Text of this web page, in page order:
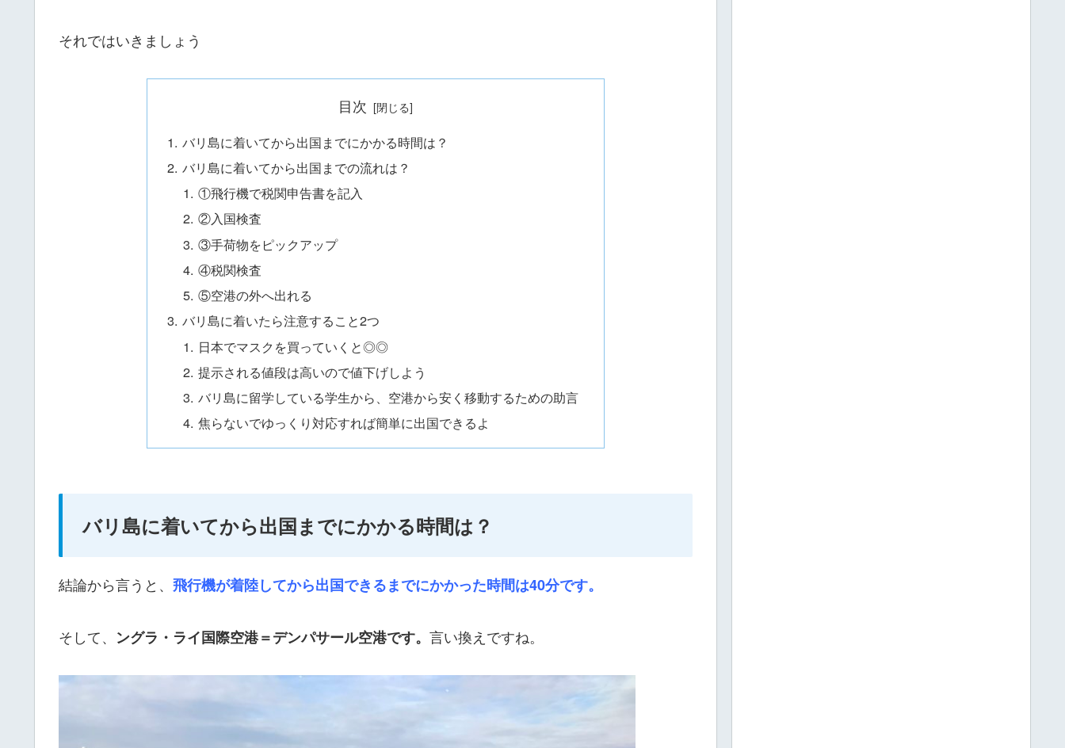
それではいきましょう
目次
バリ島に着いてから出国までにかかる時間は？
バリ島に着いてから出国までの流れは？
①飛行機で税関申告書を記入
②入国検査
③手荷物をピックアップ
④税関検査
⑤空港の外へ出れる
バリ島に着いたら注意すること2つ
日本でマスクを買っていくと◎◎
提示される値段は高いので値下げしよう
バリ島に留学している学生から、空港から安く移動するための助言
焦らないでゆっくり対応すれば簡単に出国できるよ
バリ島に着いてから出国までにかかる時間は？
結論から言うと、 飛行機が着陸してから出国できるまでにかかった時間は40分です。
そして、 ングラ・ライ国際空港＝デンパサール空港です。 言い換えですね。